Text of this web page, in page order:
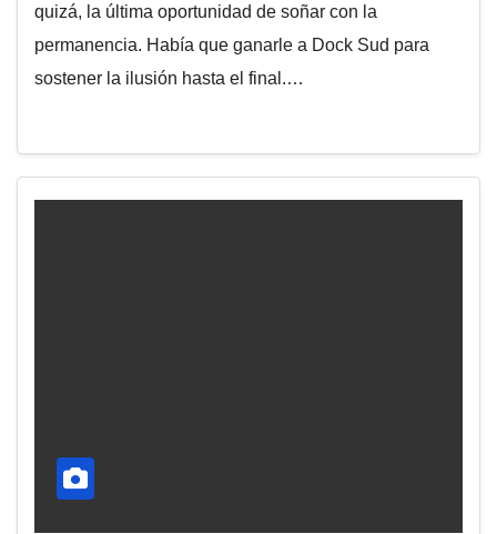
quizá, la última oportunidad de soñar con la
permanencia. Había que ganarle a Dock Sud para
sostener la ilusión hasta el final.…